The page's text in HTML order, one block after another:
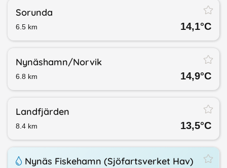
Sorunda
6.5 km 14,1°C
Nynäshamn/​Norvik
6.8 km 14,9°C
Landfjärden
8.4 km 13,5°C
Nynäs Fiskehamn (Sjöfartsverket Hav)